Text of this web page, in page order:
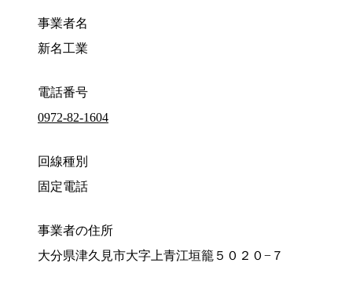
事業者名
新名工業
電話番号
0972-82-1604
回線種別
固定電話
事業者の住所
大分県津久見市大字上青江垣籠５０２０−７